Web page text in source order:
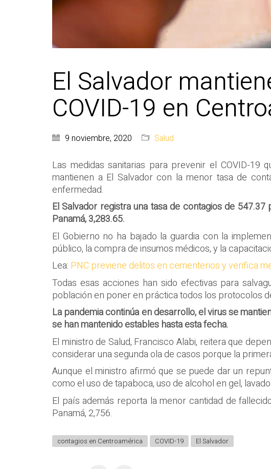
El Salvador
COVID-19 en
9 noviembre, 2020 Salud
Las medidas sanitarias para prevenir el COVID-19
mantienen a El Salvador con la menor tasa de
enfermedad.
El Salvador registra una tasa de contagios de 547.37
Panamá, 3,283.65.
El Gobierno no ha bajado la guardia con la
público, la compra de insumos médicos, y la
Lea: PNC previene delitos en cementerios y verifica
Todas esas acciones han sido efectivas para
población en poner en práctica todos los protocolos
La pandemia continúa en desarrollo, el virus se
se han mantenido estables hasta esta fecha.
El ministro de Salud, Francisco Alabi, reitera que
considerar una segunda ola de casos porque la
Aunque el ministro afirmó que se puede dar un
como el uso de tapaboca, uso de alcohol en gel,
El país además reporta la menor cantidad de
Panamá, 2,756.
contagios en Centroamérica COVID-19 El Salvador